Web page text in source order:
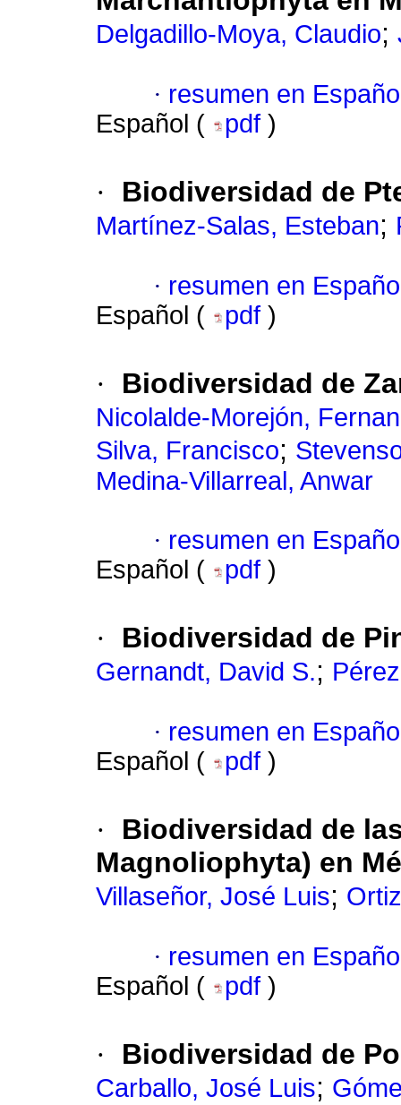
Delgadillo-Moya, Claudio;
· resumen en
Español (
pdf )
· Biodiversidad de
Martínez-Salas, Esteban;
· resumen en
Español (
pdf )
· Biodiversidad de
Nicolalde-Morejón,
Silva, Francisco;
Medina-Villarreal, Anwar
· resumen en
Español (
pdf )
· Biodiversidad de
Gernandt, David S.;
· resumen en
Español (
pdf )
·
Biodiversidad de
Magnoliophyta) en
Villaseñor, José Luis;
· resumen en
Español (
pdf )
· Biodiversidad de
Carballo, José Luis;